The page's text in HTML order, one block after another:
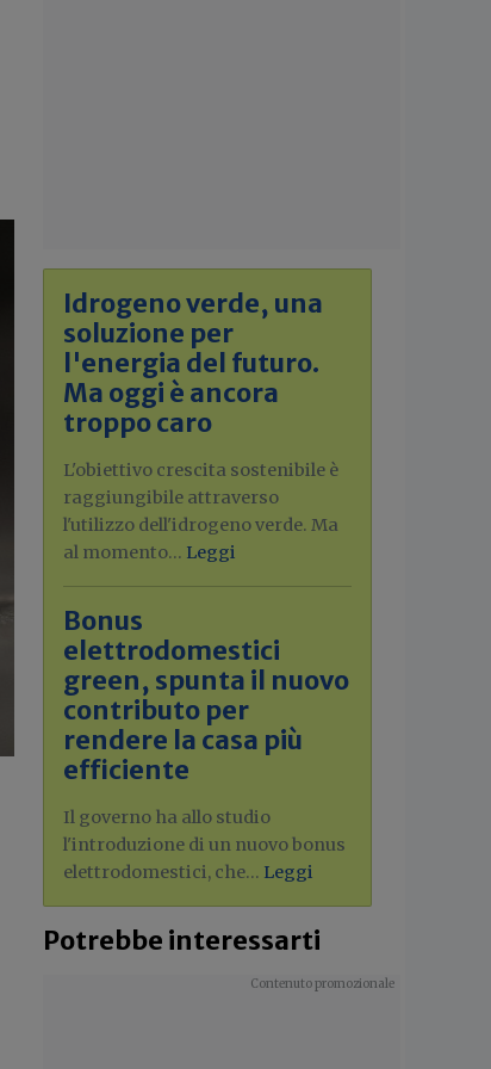
Idrogeno verde, una
soluzione per
l'energia del futuro.
Ma oggi è ancora
troppo caro
L'obiettivo crescita sostenibile è
raggiungibile attraverso
l'utilizzo dell'idrogeno verde. Ma
al momento... Leggi
Bonus
elettrodomestici
green, spunta il nuovo
contributo per
rendere la casa più
efficiente
Il governo ha allo studio
l'introduzione di un nuovo bonus
elettrodomestici, che... Leggi
Potrebbe interessarti